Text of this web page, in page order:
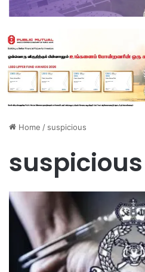
Home / suspicious
suspicious